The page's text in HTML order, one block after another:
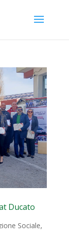
Ducato
Sociale,